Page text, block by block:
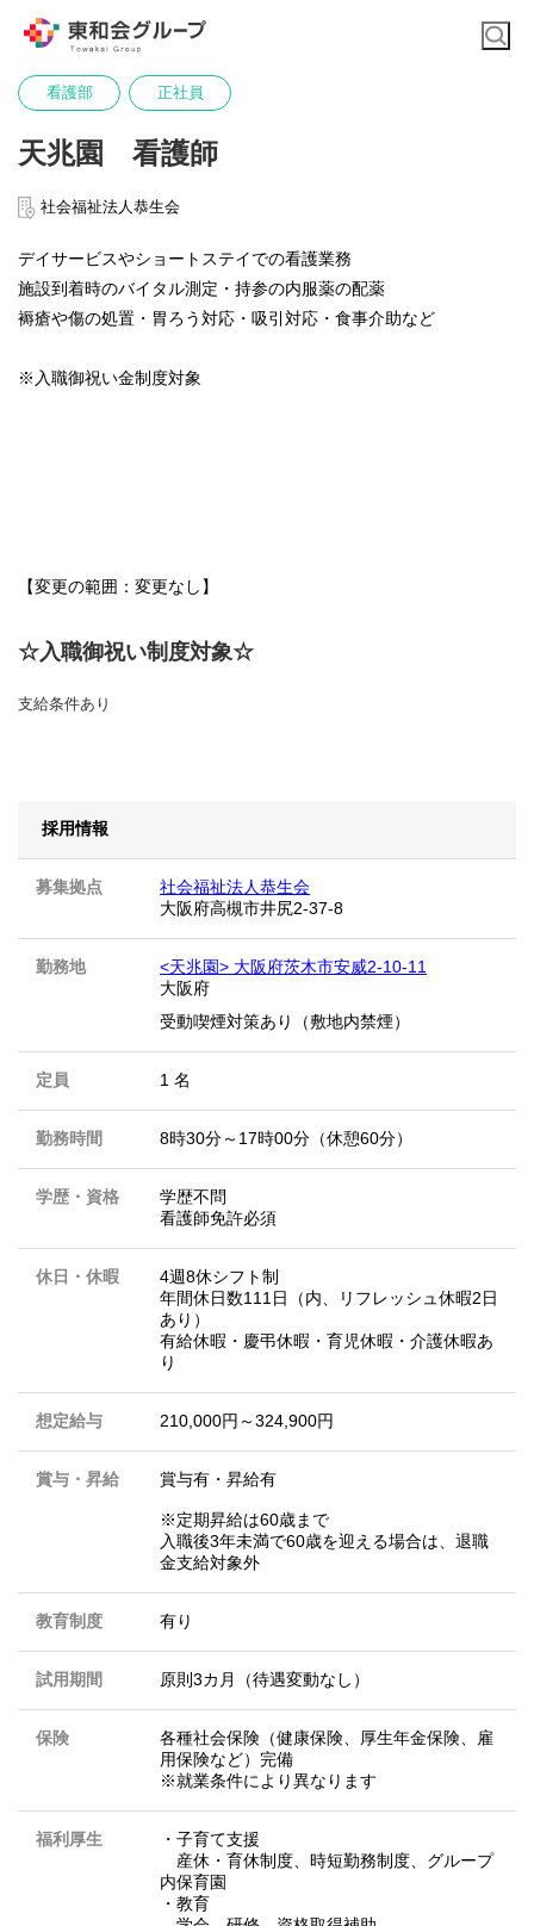
看護部 正社員
天兆園 看護師
社会福祉法人恭生会
デイサービスやショートステイでの看護業務
施設到着時のバイタル測定・持参の内服薬の配薬
褥瘡や傷の処置・胃ろう対応・吸引対応・食事介助など
※入職御祝い金制度対象
【変更の範囲：変更なし】
☆入職御祝い制度対象☆
支給条件あり
採用情報
募集拠点
社会福祉法人恭生会
大阪府高槻市井尻2-37-8
勤務地
<天兆園> 大阪府茨木市安威2-10-11
大阪府
受動喫煙対策あり（敷地内禁煙）
定員 1 名
勤務時間 8時30分～17時00分（休憩60分）
学歴・資格
学歴不問
看護師免許必須
休日・休暇
4週8休シフト制
年間休日数111日（内、リフレッシュ休暇2日
あり）
有給休暇・慶弔休暇・育児休暇・介護休暇あ
り
想定給与 210,000円～324,900円
賞与・昇給 賞与有・昇給有
※定期昇給は60歳まで
入職後3年未満で60歳を迎える場合は、退職
金支給対象外
教育制度 有り
試用期間 原則3カ月（待遇変動なし）
保険
各種社会保険（健康保険、厚生年金保険、雇
用保険など）完備
※就業条件により異なります
福利厚生
・子育て支援
産休・育休制度、時短勤務制度、グループ
内保育園
・教育